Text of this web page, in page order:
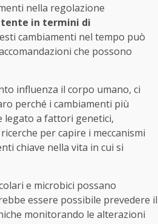
nella regolazione
in termini di
cambiamenti nel tempo può
che possono
influenza il corpo umano, ci
perché i cambiamenti più
legato a fattori genetici,
per capire i meccanismi
chiave nella vita in cui si
e microbici possano
essere possibile prevedere il
monitorando le alterazioni